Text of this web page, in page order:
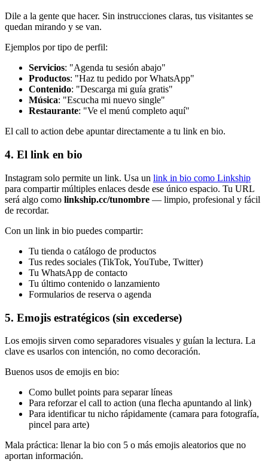
Dile a la gente que hacer. Sin instrucciones claras, tus visitantes se
quedan mirando y se van.
Ejemplos por tipo de perfil:
Servicios: "Agenda tu sesión abajo"
Productos: "Haz tu pedido por WhatsApp"
Contenido: "Descarga mi guía gratis"
Música: "Escucha mi nuevo single"
Restaurante: "Ve el menú completo aquí"
El call to action debe apuntar directamente a tu link en bio.
4. El link en bio
Instagram solo permite un link. Usa un link in bio como Linkship
para compartir múltiples enlaces desde ese único espacio. Tu URL
será algo como linkship.cc/tunombre — limpio, profesional y fácil
de recordar.
Con un link in bio puedes compartir:
Tu tienda o catálogo de productos
Tus redes sociales (TikTok, YouTube, Twitter)
Tu WhatsApp de contacto
Tu último contenido o lanzamiento
Formularios de reserva o agenda
5. Emojis estratégicos (sin excederse)
Los emojis sirven como separadores visuales y guían la lectura. La
clave es usarlos con intención, no como decoración.
Buenos usos de emojis en bio:
Como bullet points para separar líneas
Para reforzar el call to action (una flecha apuntando al link)
Para identificar tu nicho rápidamente (camara para fotografía,
pincel para arte)
Mala práctica: llenar la bio con 5 o más emojis aleatorios que no
aportan información.